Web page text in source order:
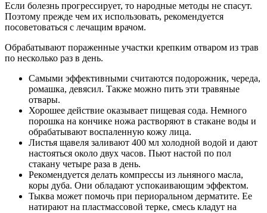
Если болезнь прогрессирует, то народные методы не спасут.
Поэтому прежде чем их использовать, рекомендуется
посоветоваться с лечащим врачом.
Обрабатывают пораженные участки крепким отваром из трав
по несколько раз в день.
Самыми эффективными считаются подорожник, череда,
ромашка, девясил. Также можно пить эти травяные
отвары.
Хорошее действие оказывает пищевая сода. Немного
порошка на кончике ножа растворяют в стакане воды и
обрабатывают воспаленную кожу лица.
Листья щавеля заливают 400 мл холодной водой и дают
настояться около двух часов. Пьют настой по пол
стакану четыре раза в день.
Рекомендуется делать компрессы из льняного масла,
коры дуба. Они обладают успокаивающим эффектом.
Тыква может помочь при периоральном дерматите. Ее
натирают на пластмассовой терке, смесь кладут на